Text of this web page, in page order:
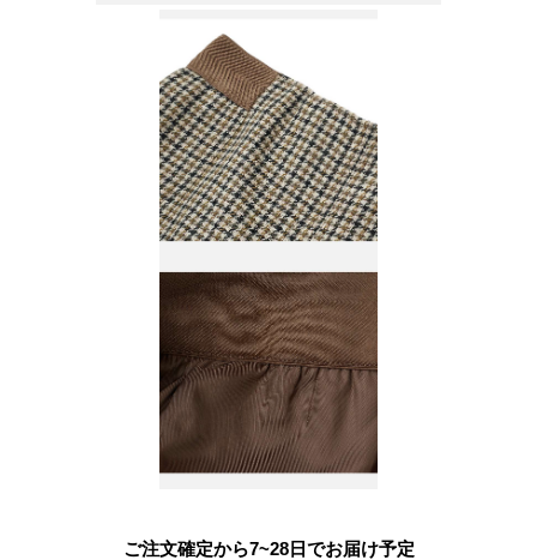
ご注文確定から7~28日でお届け予定